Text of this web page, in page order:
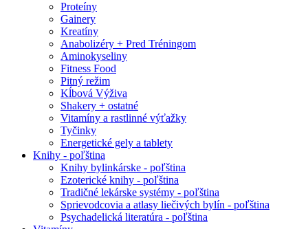
Proteíny
Gainery
Kreatíny
Anabolizéry + Pred Tréningom
Aminokyseliny
Fitness Food
Pitný režim
Kĺbová Výživa
Shakery + ostatné
Vitamíny a rastlinné výťažky
Tyčinky
Energetické gely a tablety
Knihy - poľština
Knihy bylinkárske - poľština
Ezoterické knihy - poľština
Tradičné lekárske systémy - poľština
Sprievodcovia a atlasy liečivých bylín - poľština
Psychadelická literatúra - poľština